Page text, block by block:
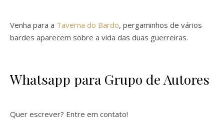
Venha para a Taverna do Bardo, pergaminhos de vários
bardes aparecem sobre a vida das duas guerreiras.
Whatsapp para Grupo de Autores
Quer escrever? Entre em contato!